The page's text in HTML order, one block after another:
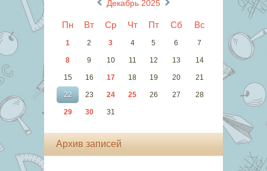
Декабрь 2025
Пн Вт Ср Чт Пт Сб Вс
1 2 3 4 5 6 7
8 9 10 11 12 13 14
15 16 17 18 19 20 21
22 23 24 25 26 27 28
29 30 31
Архив записей